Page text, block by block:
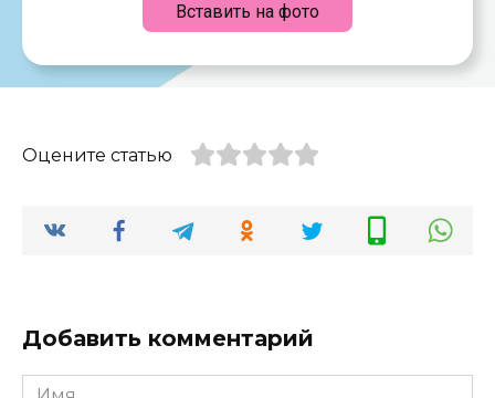
Вставить на фото
Оцените статью
Добавить комментарий
Имя